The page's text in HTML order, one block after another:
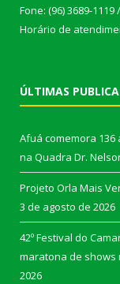
Fone: (96) 3689-1119
Horário de
ÚLTIMAS
Afuá comemora
na Quadra Dr.
Projeto Orla Mais
3 de agosto de 2026
42º Festival do
maratona de shows
2026